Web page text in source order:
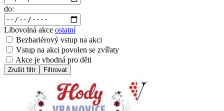
do:
Libovolná akce ostatní
Bezbariérový vstup na akci
Vstup na akci povolen se zvířaty
Akce je vhodná pro děti
Zrušit filtr Filtrovat